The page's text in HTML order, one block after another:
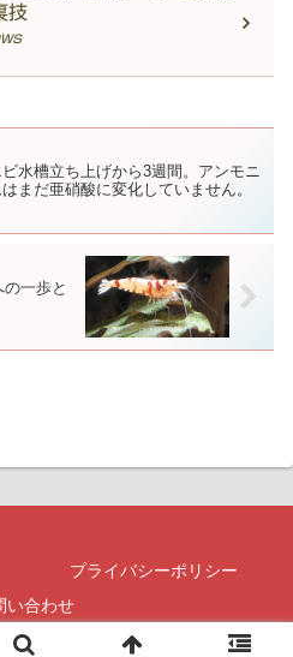
技
ビ水槽立ち上げから3週間。アンモニ
まだ亜硝酸に変化していません。
一歩と
プライバシーポリシー
い合わせ
あること備忘録.